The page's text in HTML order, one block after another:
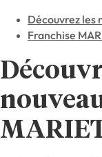
Découvrez les
Franchise